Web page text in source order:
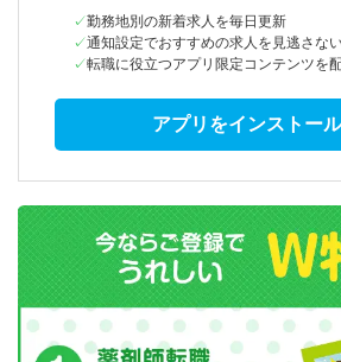
勤務地別の新着求人を毎日更新
通知設定でおすすめの求人を見逃さな
転職に役立つアプリ限定コンテンツを
アプリをインストー